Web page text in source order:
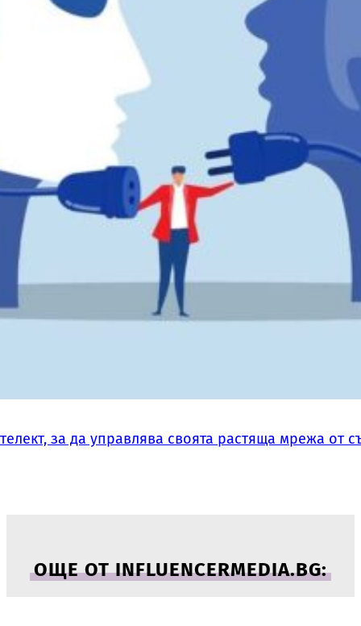
за да управлява своята растяща мрежа от
ОЩЕ ОТ INFLUENCERMEDIA.BG: